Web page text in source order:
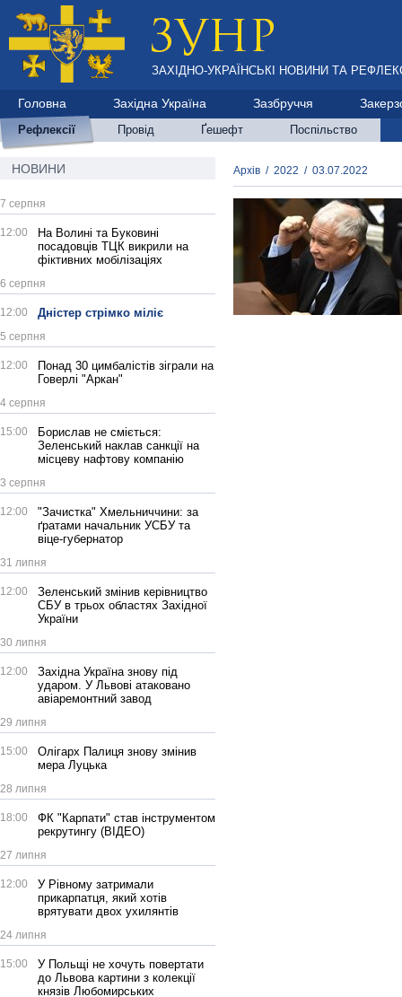
ЗАХІДНО-УКРАЇНСЬКІ НОВИНИ ТА
Головна Західна Україна Зазбруччя
Рефлексії Провід Ґешефт Поспільство
НОВИНИ
7 серпня
12:00
На Волині та Буковині
посадовців ТЦК викрили на
фіктивних мобілізаціях
6 серпня
12:00 Дністер стрімко міліє
5 серпня
12:00
Понад 30 цимбалістів зіграли на
Говерлі "Аркан"
4 серпня
15:00
Борислав не сміється:
Зеленський наклав санкції на
місцеву нафтову компанію
3 серпня
12:00
"Зачистка" Хмельниччини: за
ґратами начальник УСБУ та
віце-губернатор
31 липня
12:00
Зеленський змінив керівництво
СБУ в трьох областях Західної
України
30 липня
12:00
Західна Україна знову під
ударом. У Львові атаковано
авіаремонтний завод
29 липня
15:00
Олігарх Палиця знову змінив
мера Луцька
28 липня
18:00
ФК "Карпати" став інструментом
рекрутингу (ВІДЕО)
27 липня
12:00
У Рівному затримали
прикарпатця, який хотів
врятувати двох ухилянтів
24 липня
15:00
У Польщі не хочуть повертати
до Львова картини з колекції
князів Любомирських
Архів / 2022 / 03.07.2022